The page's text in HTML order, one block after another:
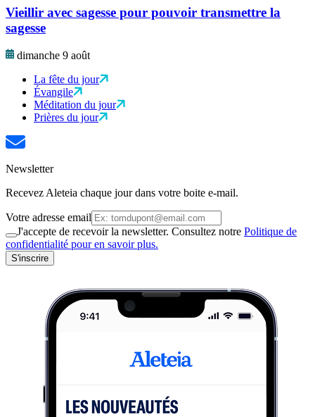
Vieillir avec sagesse pour pouvoir transmettre la
sagesse
dimanche 9 août
La fête du jour
Évangile
Méditation du jour
Prières du jour
Newsletter
Recevez Aleteia chaque jour dans votre boite e-mail.
Votre adresse email
J'accepte de recevoir la newsletter. Consultez notre Politique de
confidentialité pour en savoir plus.
S'inscrire